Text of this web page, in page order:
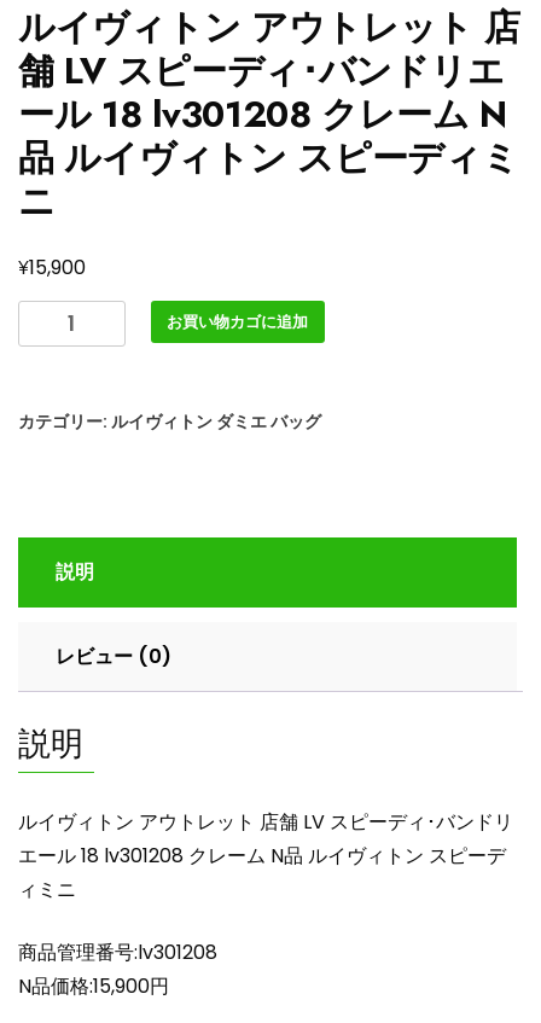
ルイヴィトン アウトレット 店
舗 LV スピーディ･バンドリエ
ール 18 lv301208 クレーム N
品 ルイヴィトン スピーディミ
ニ
¥15,900
イ
ト
ト
ッ
舗
ス
ピ
デ
ィ･
バ
ド
リ
お買い物カゴに追加
カテゴリー: ルイヴィトン ダミエ バッグ
説明
レビュー (0)
説明
ルイヴィトン アウトレット 店舗 LV スピーディ･バンドリ
エール 18 lv301208 クレーム N品 ルイヴィトン スピーデ
ィミニ
商品管理番号:lv301208
N品価格:15,900円